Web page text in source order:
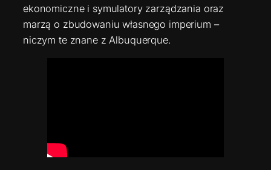
ekonomiczne i symulatory zarządzania oraz
marzą o zbudowaniu własnego imperium –
niczym te znane z Albuquerque.